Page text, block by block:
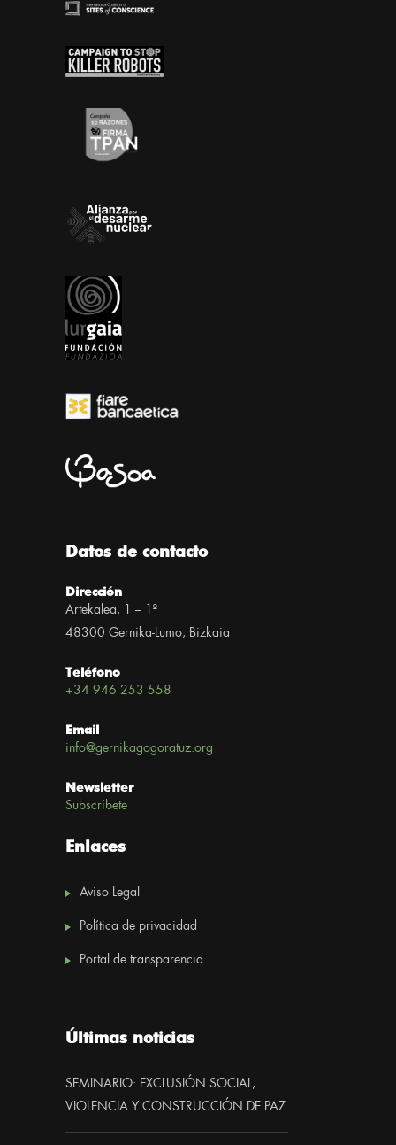
Datos de contacto
Dirección
Artekalea, 1 – 1º
48300 Gernika-Lumo, Bizkaia
Teléfono
+34 946 253 558
Email
info@gernikagogoratuz.org
Newsletter
Subscríbete
Enlaces
Aviso Legal
Política de privacidad
Portal de transparencia
Últimas noticias
SEMINARIO: EXCLUSIÓN SOCIAL,
VIOLENCIA Y CONSTRUCCIÓN DE PAZ